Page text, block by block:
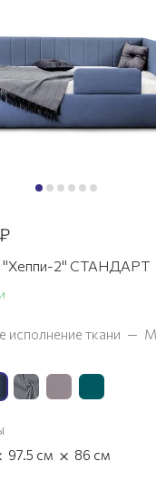
₽
"Хеппи-2" СТАНДАРТ
исполнение ткани —
97.5 см × 86 см